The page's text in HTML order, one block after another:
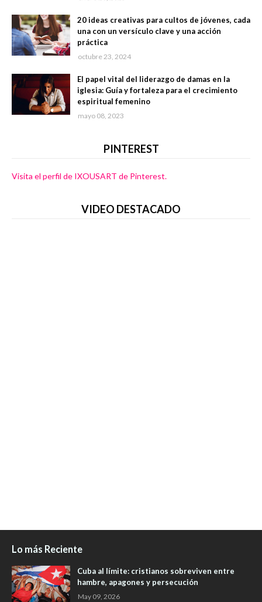
20 ideas creativas para cultos de jóvenes, cada
una con un versículo clave y una acción
práctica
octubre 23, 2024
El papel vital del liderazgo de damas en la
iglesia: Guía y fortaleza para el crecimiento
espiritual femenino
mayo 08, 2023
PINTEREST
Visita el perfil de IXOUSART de Pinterest.
VIDEO DESTACADO
Lo más Reciente
Cuba al límite: cristianos sobreviven entre
hambre, apagones y persecución
May 09, 2026